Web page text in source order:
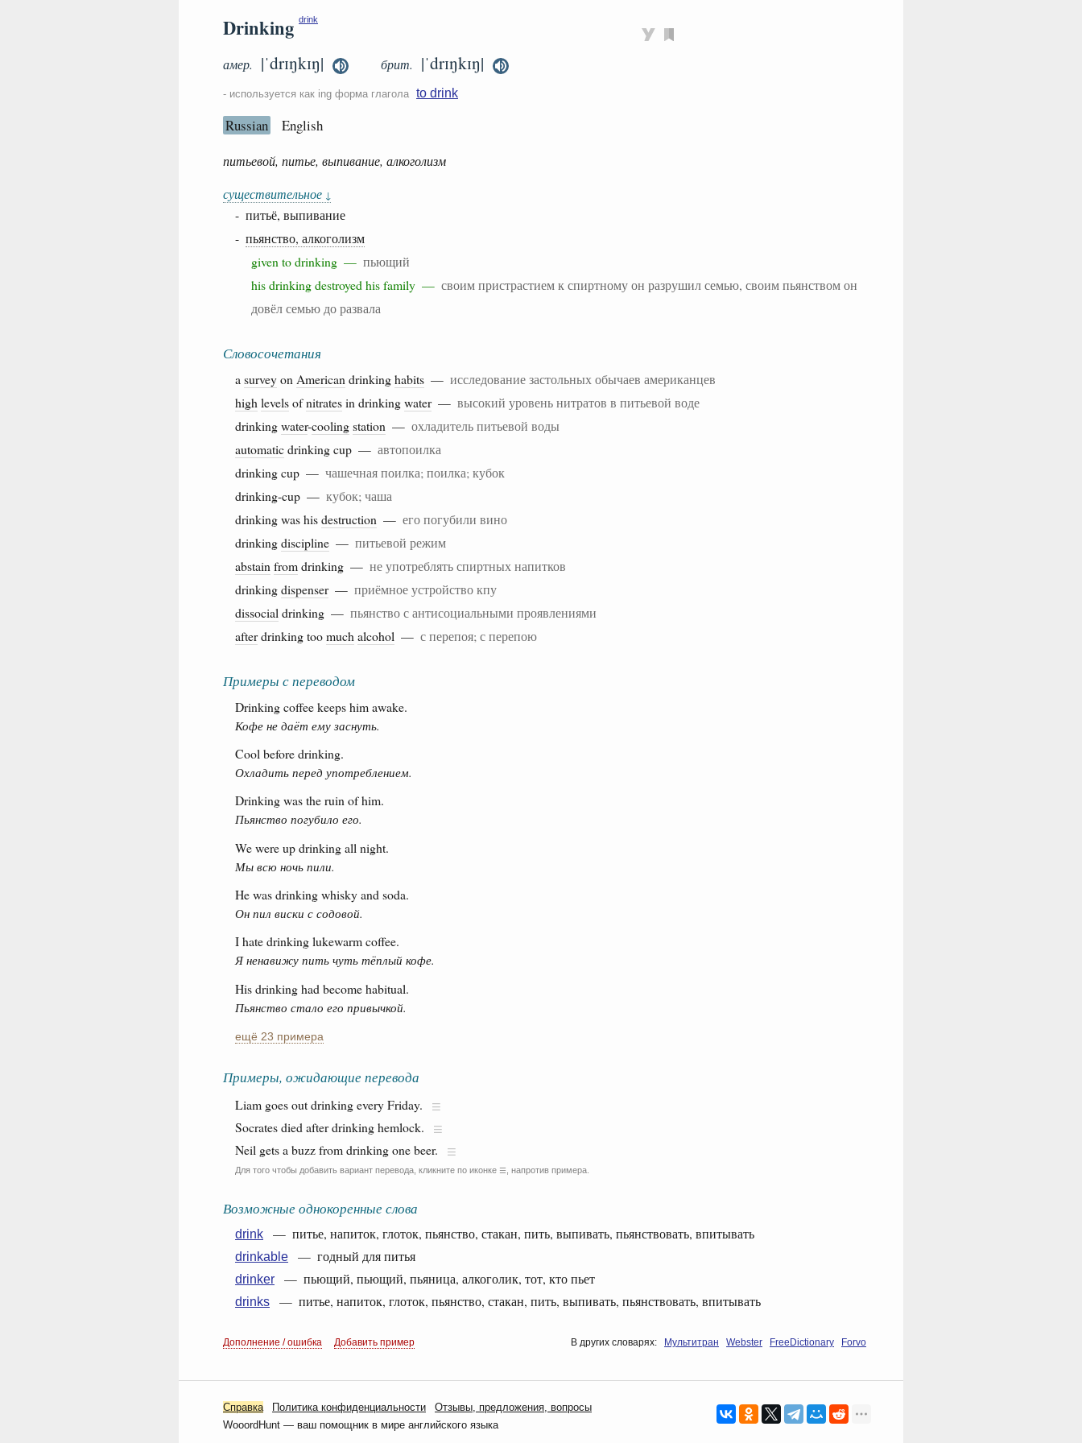
Drinking drink
амер. |ˈdrɪŋkɪŋ| брит. |ˈdrɪŋkɪŋ|
- используется как ing форма глагола to drink
Russian English
питьевой, питье, выпивание, алкоголизм
существительное ↓
- питьё, выпивание
- пьянство, алкоголизм
given to drinking — пьющий
his drinking destroyed his family — своим пристрастием к спиртному он разрушил семью, своим пьянством он
довёл семью до развала
Словосочетания
a surveyon American drinkinghabits — исследование застольных обычаев американцев
high levelsofnitratesin drinkingwater— высокий уровень нитратов в питьевой воде
drinkingwater-coolingstation — охладитель питьевой воды
automaticdrinking cup — автопоилка
drinking cup — чашечная поилка; поилка; кубок
drinking-cup — кубок; чаша
drinking was hisdestruction — его погубили вино
drinkingdiscipline — питьевой режим
abstain fromdrinking — не употреблять спиртных напитков
drinkingdispenser— приёмное устройство кпу
dissocial drinking — пьянство с антисоциальными проявлениями
afterdrinking toomuch alcohol — с перепоя; с перепою
Примеры с переводом
Drinking coffee keeps him awake.
Кофе не даёт ему заснуть.
Cool before drinking.
Охладить перед употреблением.
Drinking was the ruin of him.
Пьянство погубило его.
We were up drinking all night.
Мы всю ночь пили.
He was drinking whisky and soda.
Он пил виски с содовой.
I hate drinking lukewarm coffee.
Я ненавижу пить чуть тёплый кофе.
His drinking had become habitual.
Пьянство стало его привычкой.
ещё 23 примера
Примеры, ожидающие перевода
Liam goes out drinking every Friday.
Socrates died after drinking hemlock.
Neil gets a buzz from drinking one beer.
Для того чтобы добавить вариант перевода, кликните по иконке ☰ , напротив примера.
Возможные однокоренные слова
drink — питье, напиток, глоток, пьянство, стакан, пить, выпивать, пьянствовать, впитывать
drinkable — годный для питья
drinker — пьющий, пьющий, пьяница, алкоголик, тот, кто пьет
drinks — питье, напиток, глоток, пьянство, стакан, пить, выпивать, пьянствовать, впитывать
Дополнение / ошибка Добавить пример В других словарях: Мультитран Webster FreeDictionary Forvo
Справка Политика конфиденциальности
Oтзывы, предложения, вопросы
WooordHunt — ваш помощник в мире английского языка